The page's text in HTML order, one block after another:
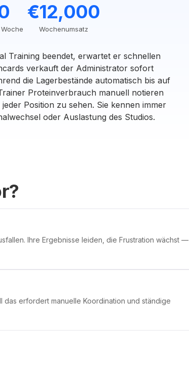
€12,000
Wochenumsatz
Training beendet, erwartet er schnellen
verkauft der Administrator sofort
die Lagerbestände automatisch bis auf
Proteinverbrauch manuell notieren
Position zu sehen. Sie kennen immer
oder Auslastung des Studios.
Ihre Ergebnisse leiden, die Frustration wächst —
erfordert manuelle Koordination und ständige